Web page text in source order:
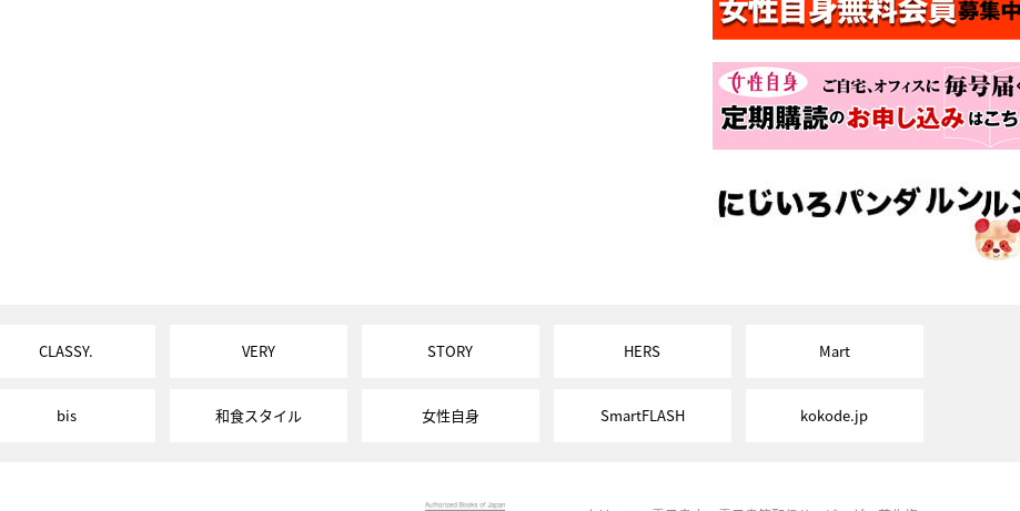
CLASSY. VERY STORY HERS Mart
bis 和食スタイル 女性自身 SmartFLASH kokode.jp